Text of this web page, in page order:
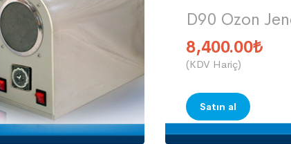
D90 Ozon
8,400.00₺
(KDV Hariç)
Satın al